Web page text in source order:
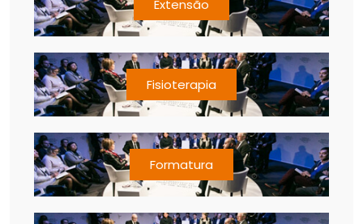
Extensão
Fisioterapia
Formatura